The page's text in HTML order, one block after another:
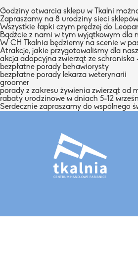
Godziny otwarcia sklepu w Tkalni
Zapraszamy na 8 urodziny sieci
Wszystkie łapki czym prędzej do
Bądźcie z nami w tym wyjątkowym dla
W CH
Tkalnia będziemy na scenie w
Atrakcje, jakie przygotowaliśmy dla
akcja adopcyjna zwierząt ze
bezpłatne porady behawiorysty
bezpłatne porady lekarza weterynarii
groomer
porady z zakresu żywienia zwierząt od
rabaty urodzinowe w dniach 5-12
Serdecznie zapraszamy do wspólnego